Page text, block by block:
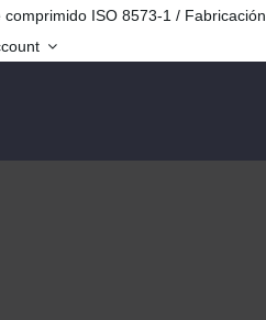
comprimido ISO 8573-1 / Fabricación